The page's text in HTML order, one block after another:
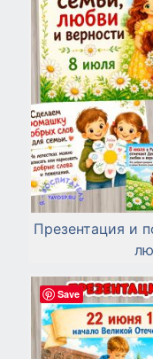
Презентация и
Save